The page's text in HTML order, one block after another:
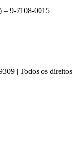
– 9-7108-0015
| Todos os direitos